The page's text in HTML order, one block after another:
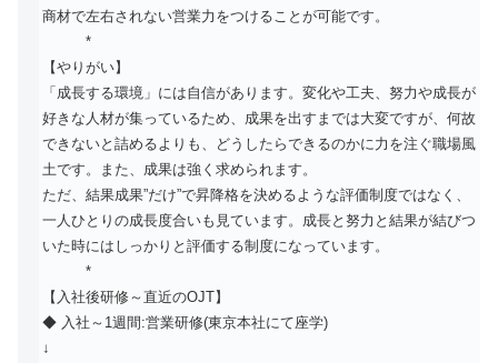
商材で左右されない営業力をつけることが可能です。
*
【やりがい】
「成長する環境」には自信があります。変化や工夫、努力や成長が
好きな人材が集っているため、成果を出すまでは大変ですが、何故
できないと詰めるよりも、どうしたらできるのかに力を注ぐ職場風
土です。また、成果は強く求められます。
ただ、結果成果”だけ”で昇降格を決めるような評価制度ではなく、
一人ひとりの成長度合いも見ています。成長と努力と結果が結びつ
いた時にはしっかりと評価する制度になっています。
*
【入社後研修～直近のOJT】
◆ 入社～1週間:営業研修(東京本社にて座学)
↓